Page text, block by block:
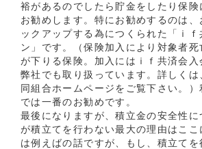
裕があるのでしたら貯金をしたり保険
お勧めします。特にお勧めするのは
ックアップする為につくられた「ｉｆ
ン」です。（保険加入により対象者
が下りる保険。加入にはｉｆ共済会入
弊社でも取り扱っています。詳しくは
同組合ホームページをご覧下さい。）
では一番のお勧めです。
最後になりますが、積立金の安全性に
が積立てを行わない最大の理由はこ
は例えばの話ですが、もし、積立て